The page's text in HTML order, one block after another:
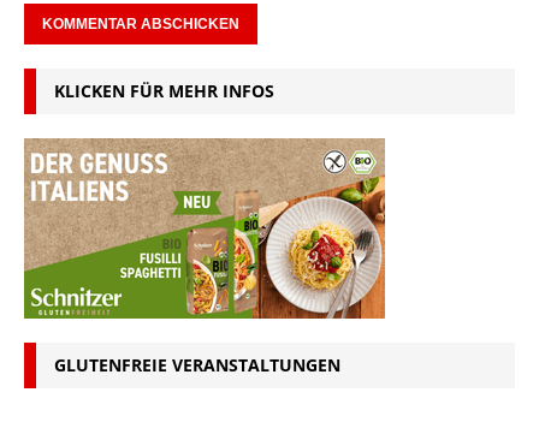
KLICKEN FÜR MEHR INFOS
GLUTENFREIE VERANSTALTUNGEN